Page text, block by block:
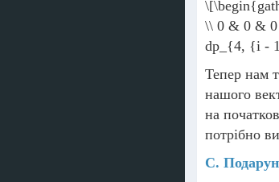
\\ 0 & 0 &
dp_{4, {i -
Тепер нам
нашого
на
потрібно
С.